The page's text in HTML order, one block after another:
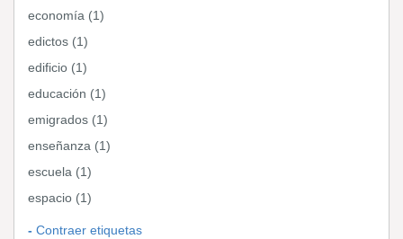
economía (1)
edictos (1)
edificio (1)
educación (1)
emigrados (1)
enseñanza (1)
escuela (1)
espacio (1)
Contraer etiquetas